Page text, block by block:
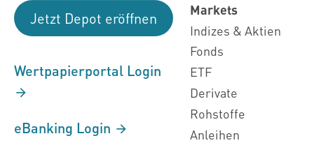
Jetzt Depot eröffnen
Wertpapierportal Login
eBanking Login
Markets
Indizes & Aktien
Fonds
ETF
Derivate
Rohstoffe
Anleihen